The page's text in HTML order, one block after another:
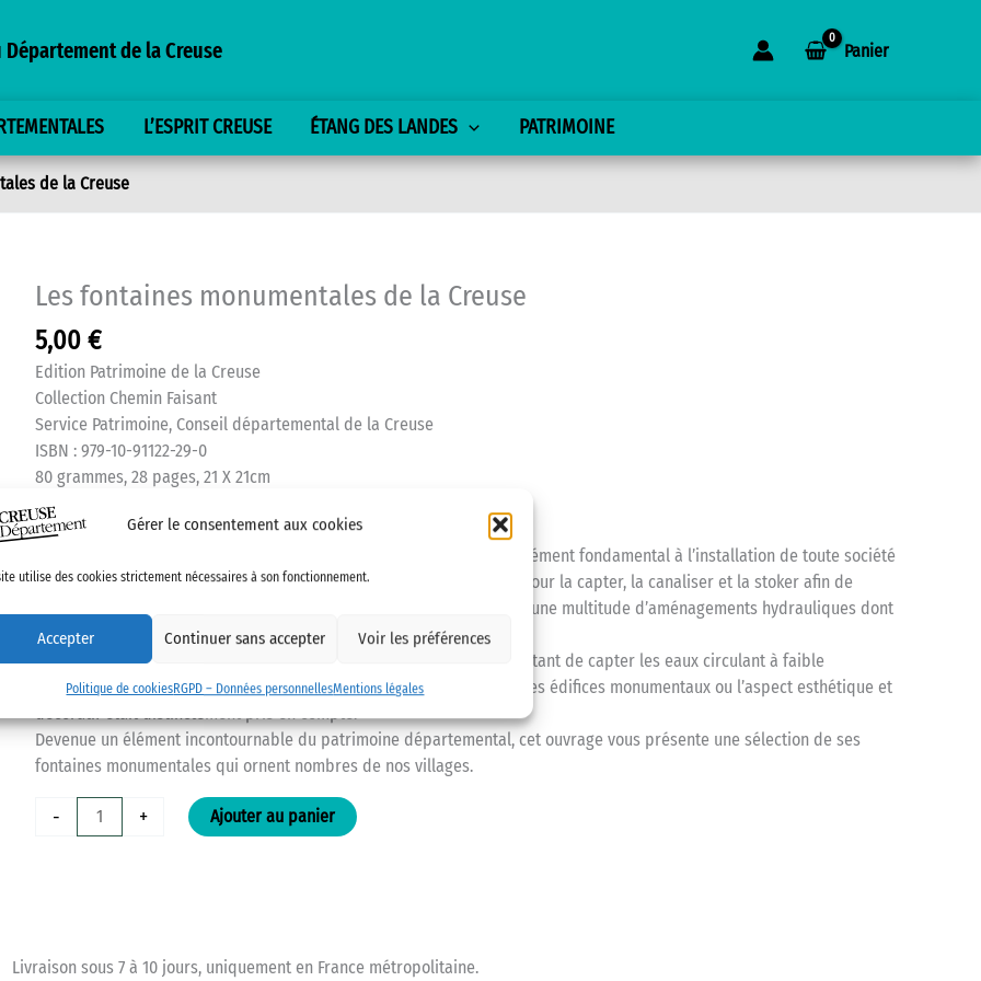
Gérer le consentement aux cookies
utilise des cookies strictement nécessaires à son fonctionnement.
Accepter Continuer sans accepter Voir les préférences
Politique de cookiesRGPD – Données personnellesMentions légales
Département de la Creuse Panier
L’ESPRIT CREUSE ÉTANG DES LANDES PATRIMOINE
de la Creuse
Les fontaines monumentales de la Creuse
5,00 €
Edition Patrimoine de la Creuse
Collection Chemin Faisant
Service Patrimoine, Conseil départemental de la Creuse
ISBN : 979-10-91122-29-0
80 grammes, 28 pages, 21 X 21cm
Décembre 2019
Omniprésente dans notre département, l’eau a de tout temps été l’élément fondamental à l’installation de toute société
humaine. Les hommes ont ainsi édifié de nombreux aménagements pour la capter, la canaliser et la stoker afin de
pouvoir en disposer journellement. La Creuse rassemble aujourd’hui une multitude d’aménagements hydrauliques dont
de nombreuses fontaines.
Aux fontaines originelles présentant un simple aménagement permettant de capter les eaux circulant à faible
profondeur et ayant une fonction purement utilitaire, ont succédés des édifices monumentaux ou l’aspect esthétique et
décoratif était distinctement pris en compte.
Devenue un élément incontournable du patrimoine départemental, cet ouvrage vous présente une sélection de ses
fontaines monumentales qui ornent nombres de nos villages.
-
la
+ Ajouter au panier
Livraison sous 7 à 10 jours, uniquement en France métropolitaine.